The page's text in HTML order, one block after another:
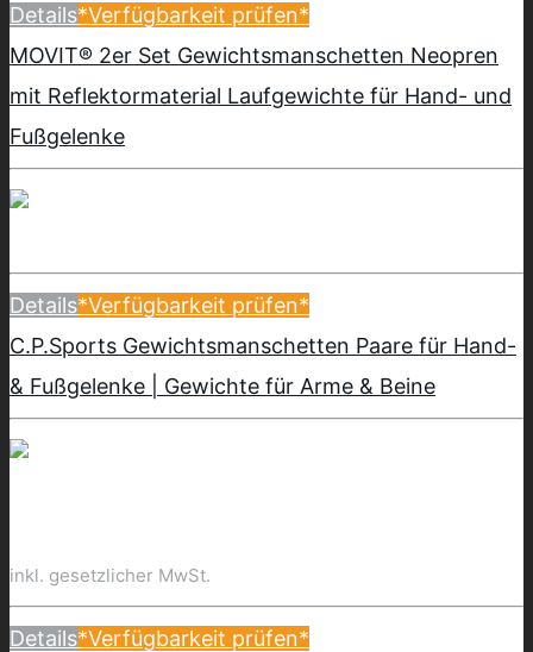
Details*Verfügbarkeit prüfen*
MOVIT® 2er Set Gewichtsmanschetten Neopren
mit Reflektormaterial Laufgewichte für Hand- und
Fußgelenke
Details*Verfügbarkeit prüfen*
C.P.Sports Gewichtsmanschetten Paare für Hand-
& Fußgelenke | Gewichte für Arme & Beine
inkl. gesetzlicher MwSt.
Details*Verfügbarkeit prüfen*